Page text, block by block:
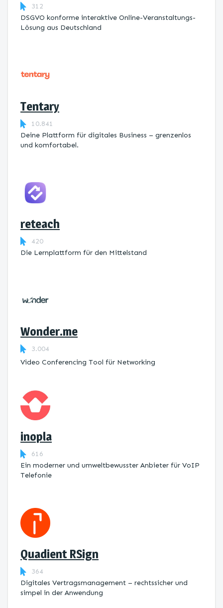
312
DSGVO konforme interaktive Online-Veranstaltungs-
Lösung aus Deutschland
Tentary
10.841
Deine Plattform für digitales Business – grenzenlos
und komfortabel.
reteach
420
Die Lernplattform ​für den Mittelstand
Wonder.me
3.004
Video Conferencing Tool für Networking
inopla
616
Ein moderner und umweltbewusster Anbieter für VoIP
Telefonie
Quadient RSign
364
Digitales Vertragsmanagement – rechtssicher und
simpel in der Anwendung